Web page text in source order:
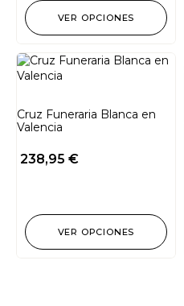
VER OPCIONES
Cruz Funeraria Blanca en
Valencia
238,95 €
VER OPCIONES